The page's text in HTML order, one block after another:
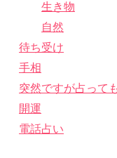
生き物
自然
待ち受け
手相
突然ですが占って
開運
電話占い